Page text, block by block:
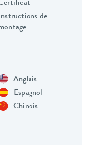
de
Anglais
Espagnol
Chinois